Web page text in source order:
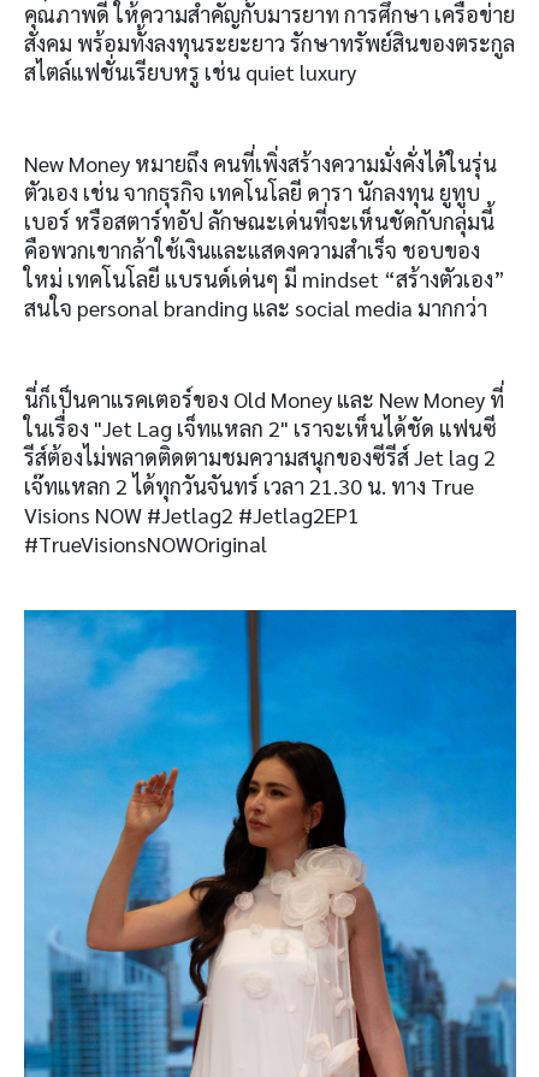
คุณภาพดี ให้ความสำคัญกับมารยาท การศึกษา เครือข่าย
สังคม พร้อมทั้งลงทุนระยะยาว รักษาทรัพย์สินของตระกูล
สไตล์แฟชั่นเรียบหรู เช่น quiet luxury
New Money หมายถึง คนที่เพิ่งสร้างความมั่งคั่งได้ในรุ่น
ตัวเอง เช่น จากธุรกิจ เทคโนโลยี ดารา นักลงทุน ยูทูบ
เบอร์ หรือสตาร์ทอัป ลักษณะเด่นที่จะเห็นชัดกับกลุ่มนี้
คือพวกเขากล้าใช้เงินและแสดงความสำเร็จ ชอบของ
ใหม่ เทคโนโลยี แบรนด์เด่นๆ มี mindset “สร้างตัวเอง”
สนใจ personal branding และ social media มากกว่า
นี่ก็เป็นคาแรคเตอร์ของ Old Money และ New Money ที่
ในเรื่อง "Jet Lag เจ็ทแหลก 2" เราจะเห็นได้ชัด แฟนซี
รีส์ต้องไม่พลาดติดตามชมความสนุกของซีรีส์ Jet lag 2
เจ๊ทแหลก 2 ได้ทุกวันจันทร์ เวลา 21.30 น. ทาง True
Visions NOW #Jetlag2 #Jetlag2EP1
#TrueVisionsNOWOriginal